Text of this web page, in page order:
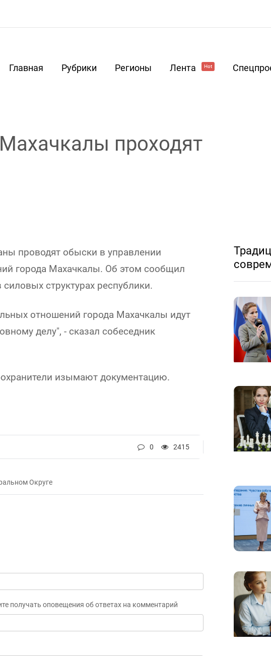
Главная Рубрики Регионы Лента Hot
проходят
проводят обыски в управлении
города Махачкалы. Об этом сообщил
структурах республики.
отношений города Махачкалы идут
делу", - сказал собеседник
изымают документацию.
0 2415
Округе
получать оповещения об ответах на комментарий